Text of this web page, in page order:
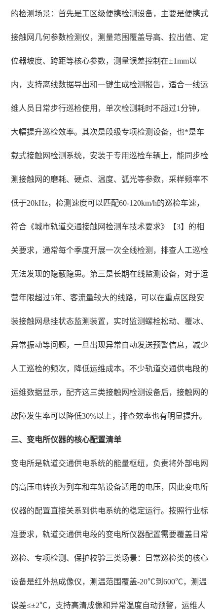
的检测场景：首先是工区级便携检测设备，主要是便携式
接触网几何参数检测仪，测量范围覆盖导高、拉出值、定
位器坡度、跨距等核心参数，测量误差控制在±1mm以
内，支持离线数据导出和一键生成检测报告，适合一线运
维人员日常步行巡检使用，单次检测耗时不超过1分钟，
大幅提升巡检效率。其次是段级专项检测设备，也*是车
载式接触网检测系统，安装于专用巡检车辆上，能同步检
测接触网的磨耗、硬点、温度、弧光等参数，采样频率不
低于20kHz，检测速度可以匹配60-120km/h的巡检车速，
符合《城市轨道交通接触网检测车技术要求》【3】的相
关要求，通常每个季度开展一次全线检测，排查人工巡检
无法发现的隐蔽隐患。第三是长期在线监测设备，对于运
营年限超过5年、客流量较大的线路，可以在重点区段安
装接触网悬挂状态监测装置，实时监测螺栓松动、覆冰、
异常振动等问题，一旦出现异常自动发送预警信息，减少
人工巡检的频次，降低运维成本。不少轨道交通供电段的
运维数据显示，配齐这三类接触网检测设备后，接触网的
故障发生率可以降低30%以上，排查效率也有明显提升。
三、变电所仪器的核心配置清单
变电所是轨道交通供电系统的能量枢纽，负责将外部电网
的高压电转换为列车和车站设备适用的电压，因此变电所
仪器的配置直接关系到供电系统的稳定运行。按照行业标
准要求，轨道交通供电段的变电所仪器配置需要覆盖日常
巡检、专项检测、保护校验三类场景：日常巡检类的核心
设备是红外热成像仪，测温范围覆盖-20℃到600℃，测温
误差≤±2℃，支持高清成像和异常温度自动预警，运维人